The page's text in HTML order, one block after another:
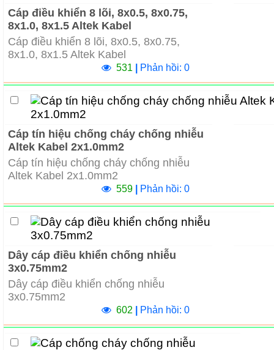
Cáp điều khiển 8 lõi, 8x0.5, 8x0.75,
8x1.0, 8x1.5 Altek Kabel
Cáp điều khiển 8 lõi, 8x0.5, 8x0.75,
8x1.0, 8x1.5 Altek Kabel
531 Phản hồi: 0
Cáp tín hiệu chống cháy chống nhiễu
Altek Kabel 2x1.0mm2
Cáp tín hiệu chống cháy chống nhiễu
Altek Kabel 2x1.0mm2
559 Phản hồi: 0
Dây cáp điều khiển chống nhiễu
3x0.75mm2
Dây cáp điều khiển chống nhiễu
3x0.75mm2
602 Phản hồi: 0